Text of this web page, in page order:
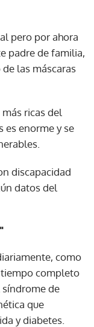
pero por ahora
padre de familia,
las máscaras
ricas del
es enorme y se
discapacidad
datos del
como
tiempo completo
síndrome de
que
y diabetes.